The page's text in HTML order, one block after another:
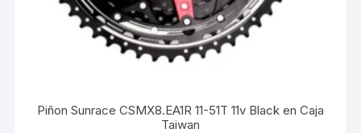
Piñon Sunrace CSMX8.EA1R 11-51T 11v Black en Caja
Taiwan